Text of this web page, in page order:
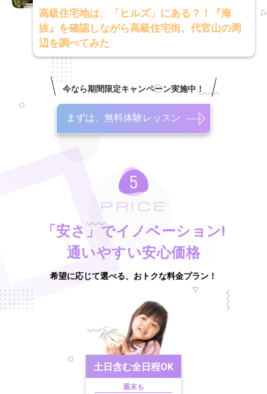
高級住宅地は、「ヒルズ」にある？！『海
抜』を確認しながら高級住宅街、代官山の周
辺を調べてみた
今なら期間限定キャンペーン実施中！
まずは、無料体験レッスン
PRICE
「安さ」でイノベーション!
通いやすい安心価格
希望に応じて選べる、おトクな料金プラン！
土日含む全日程OK
週末も